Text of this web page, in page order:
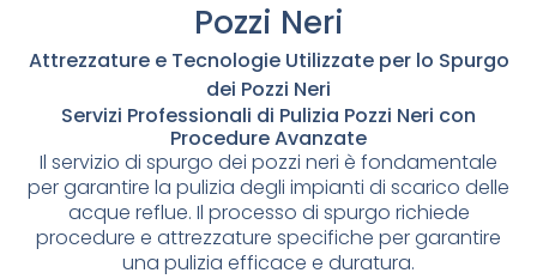
Pozzi Neri
Attrezzature e Tecnologie Utilizzate per lo Spurgo
dei Pozzi Neri
Servizi Professionali di Pulizia Pozzi Neri con
Procedure Avanzate
Il servizio di spurgo dei pozzi neri è fondamentale
per garantire la pulizia degli impianti di scarico delle
acque reflue. Il processo di spurgo richiede
procedure e attrezzature specifiche per garantire
una pulizia efficace e duratura.